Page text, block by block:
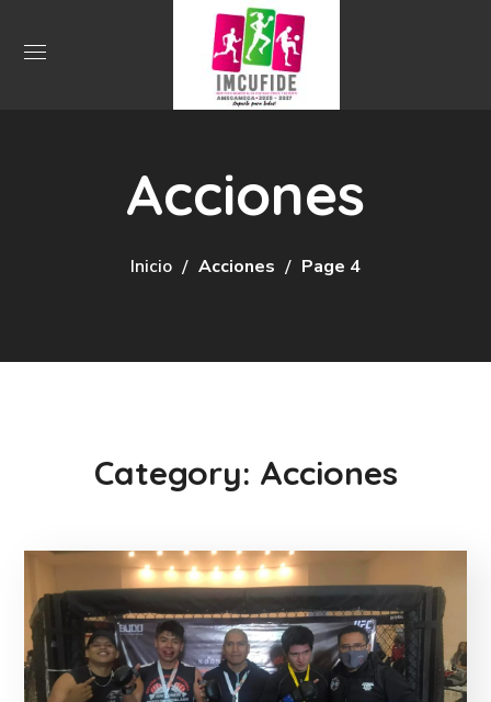
Acciones
Inicio Acciones Page 4
Category: Acciones